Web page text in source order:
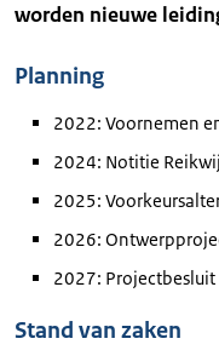
worden nieuwe
Planning
2022: Voornemen
2024: Notitie
2025:
2026:
2027: Projectbesluit
Stand van zaken